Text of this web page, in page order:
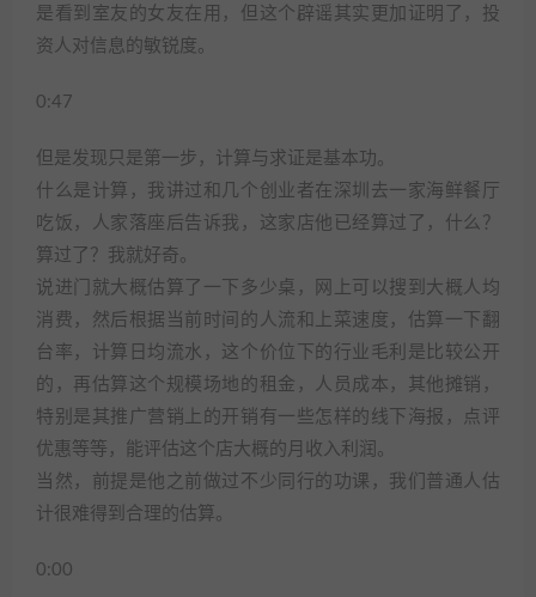
是看到室友的女友在用，但这个辟谣其实更加证明了，投
资人对信息的敏锐度。
0:47
但是发现只是第一步，计算与求证是基本功。
什么是计算，我讲过和几个创业者在深圳去一家海鲜餐厅
吃饭，人家落座后告诉我，这家店他已经算过了，什么？
算过了？我就好奇。
说进门就大概估算了一下多少桌，网上可以搜到大概人均
消费，然后根据当前时间的人流和上菜速度，估算一下翻
台率，计算日均流水，这个价位下的行业毛利是比较公开
的，再估算这个规模场地的租金，人员成本，其他摊销，
特别是其推广营销上的开销有一些怎样的线下海报，点评
优惠等等，能评估这个店大概的月收入利润。
当然，前提是他之前做过不少同行的功课，我们普通人估
计很难得到合理的估算。
0:00